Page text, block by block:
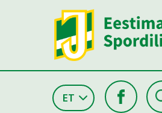
ET